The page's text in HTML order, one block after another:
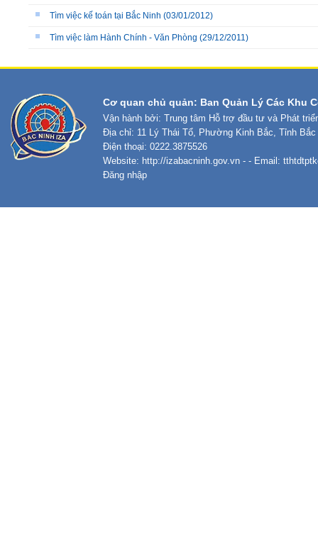
Tìm việc kế toán tại Bắc Ninh (03/01/2012)
Tìm việc làm Hành Chính - Văn Phòng (29/12/2011)
Cơ quan chủ quản: Ban Quản Lý Các Khu
Vận hành bởi: Trung tâm Hỗ trợ đầu tư và Phát
Địa chỉ: 11 Lý Thái Tổ, Phường Kinh Bắc, Tỉnh Bắc
Điện thoại: 0222.3875526
Website: http://izabacninh.gov.vn - - Email:
Đăng nhập